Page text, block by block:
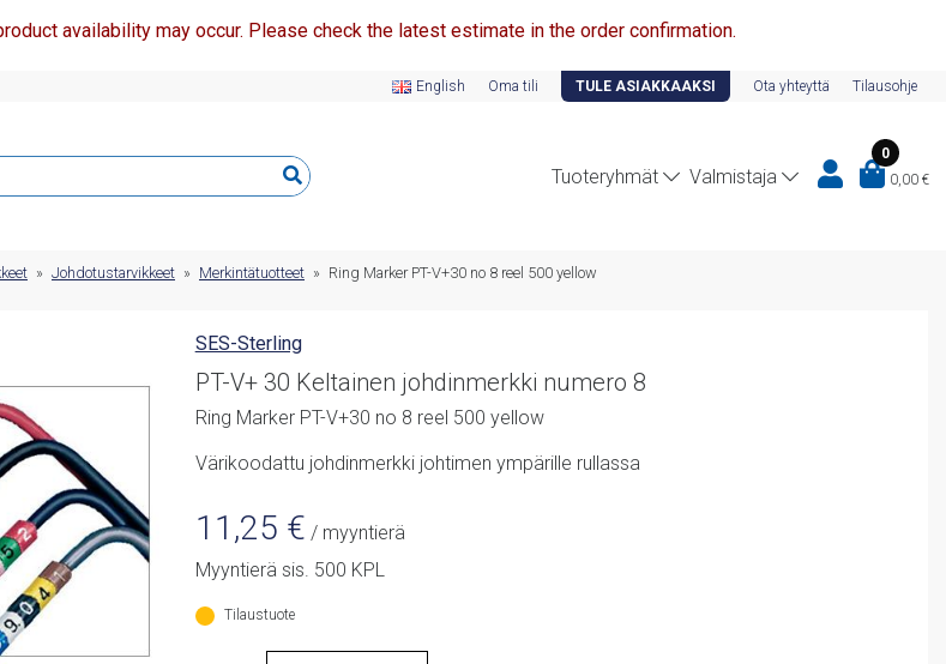
availability may occur. Please check the latest estimate in the order confirmation.
English Oma tili TULE ASIAKKAAKSI Ota yhteyttä Tilausohje
Tuoteryhmät Valmistaja
0
0,00 €
» Johdotustarvikkeet » Merkintätuotteet » Ring Marker PT-V+30 no 8 reel 500 yellow
SES-Sterling
PT-V+ 30 Keltainen johdinmerkki numero 8
Ring Marker PT-V+30 no 8 reel 500 yellow
Värikoodattu johdinmerkki johtimen ympärille rullassa
11,25 € / myyntierä
Myyntierä sis. 500 KPL
Tilaustuote